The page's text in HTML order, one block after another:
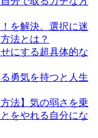
を解決。選択に迷
法とは？
にする超具体的な
勇気を持つと人生
法】気の弱さを乗
をやれる自分にな